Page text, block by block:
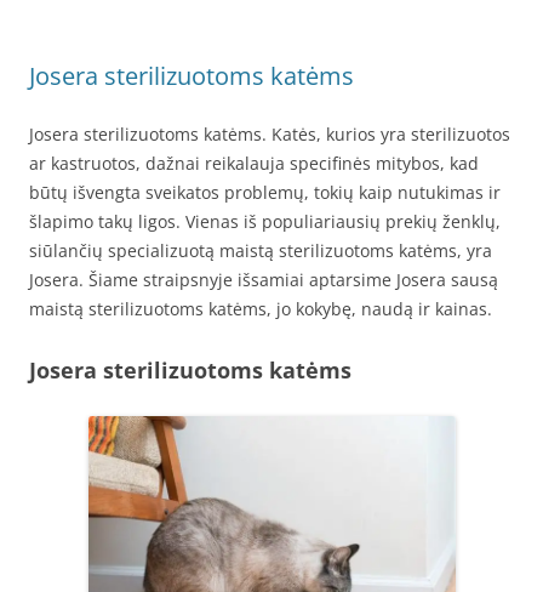
Josera sterilizuotoms katėms
Josera sterilizuotoms katėms. Katės, kurios yra sterilizuotos
ar kastruotos, dažnai reikalauja specifinės mitybos, kad
būtų išvengta sveikatos problemų, tokių kaip nutukimas ir
šlapimo takų ligos. Vienas iš populiariausių prekių ženklų,
siūlančių specializuotą maistą sterilizuotoms katėms, yra
Josera. Šiame straipsnyje išsamiai aptarsime Josera sausą
maistą sterilizuotoms katėms, jo kokybę, naudą ir kainas.
Josera sterilizuotoms katėms